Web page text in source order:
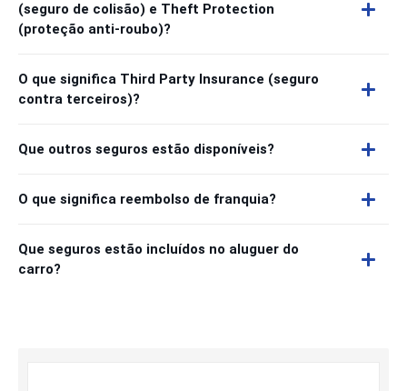
(seguro de colisão) e Theft Protection
(proteção anti-roubo)?
O que significa Third Party Insurance (seguro
contra terceiros)?
Que outros seguros estão disponíveis?
O que significa reembolso de franquia?
Que seguros estão incluídos no aluguer do
carro?